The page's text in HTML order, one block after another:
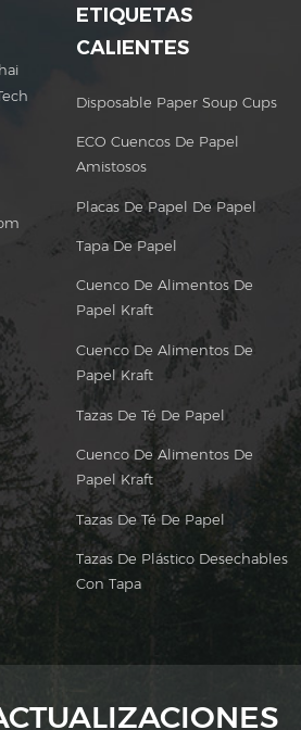
ETIQUETAS
CALIENTES
Disposable Paper Soup Cups
ECO Cuencos De Papel
Amistosos
Placas De Papel De Papel
Tapa De Papel
Cuenco De Alimentos De
Papel Kraft
Cuenco De Alimentos De
Papel Kraft
Tazas De Té De Papel
Cuenco De Alimentos De
Papel Kraft
Tazas De Té De Papel
Tazas De Plástico Desechables
Con Tapa